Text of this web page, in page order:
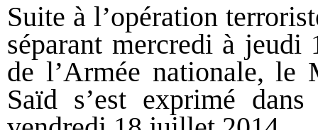
Suite à l’opération
séparant mercredi à
de l’Armée nationale, le
Saïd s’est exprimé